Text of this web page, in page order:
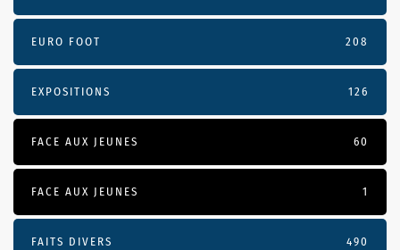
EURO FOOT 208
EXPOSITIONS 126
FACE AUX JEUNES 60
FACE AUX JEUNES 1
FAITS DIVERS 490